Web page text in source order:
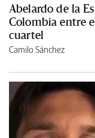
Abelardo de la
Colombia entre
cuartel
Camilo Sánchez